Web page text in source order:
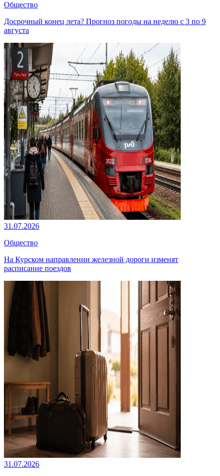
Общество
Досрочный конец лета? Прогноз погоды на неделю с 3 по 9
августа
31.07.2026
Общество
На Курском направлении железной дороги изменят
расписание поездов
31.07.2026